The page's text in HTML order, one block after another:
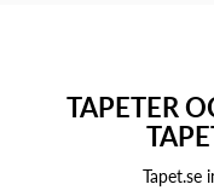
TAPETER
Tapet.se